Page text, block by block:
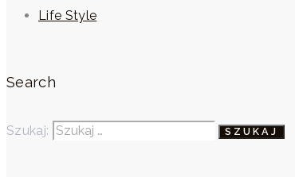
Life Style
Search
Szukaj: